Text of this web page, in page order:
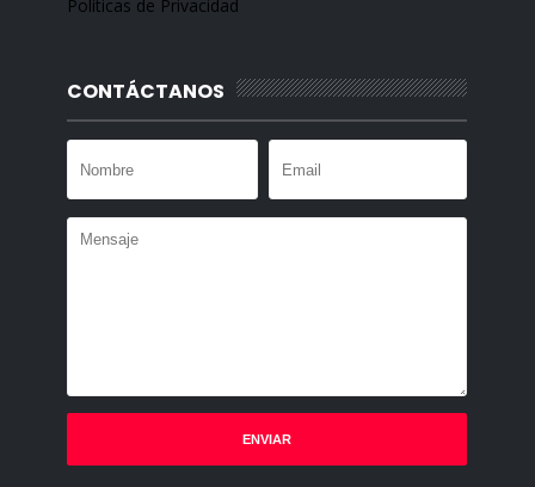
Políticas de Privacidad
CONTÁCTANOS